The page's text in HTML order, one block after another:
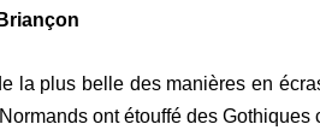
la plus belle des manières en
ont étouffé des